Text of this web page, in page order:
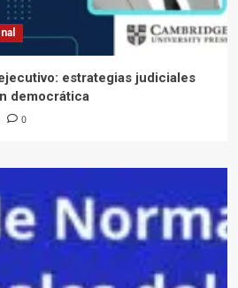
estrategias judiciales
democrática
0